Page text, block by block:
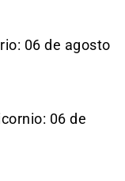
06 de agosto
06 de